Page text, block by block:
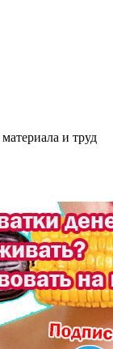
и труд